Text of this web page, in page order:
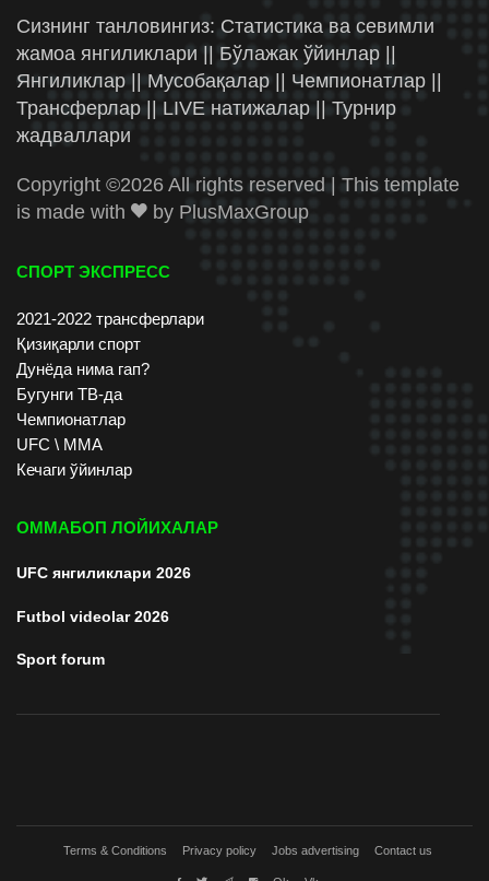
Сизнинг танловингиз: Статистика ва севимли
жамоа янгиликлари || Бўлажак ўйинлар ||
Янгиликлар || Мусобақалар || Чемпионатлар ||
Трансферлар || LIVE натижалар || Турнир
жадваллари
Copyright ©2026 All rights reserved | This template
is made with
by PlusMaxGroup
СПОРТ ЭКСПРЕСС
2021-2022 трансферлари
Қизиқарли спорт
Дунёда нима гап?
Бугунги ТВ-да
Чемпионатлар
UFC \ ММА
Кечаги ўйинлар
ОММАБОП ЛОЙИХАЛАР
UFC янгиликлари 2026
Futbol videolar 2026
Sport forum
Terms & Conditions Privacy policy Jobs advertising Contact us